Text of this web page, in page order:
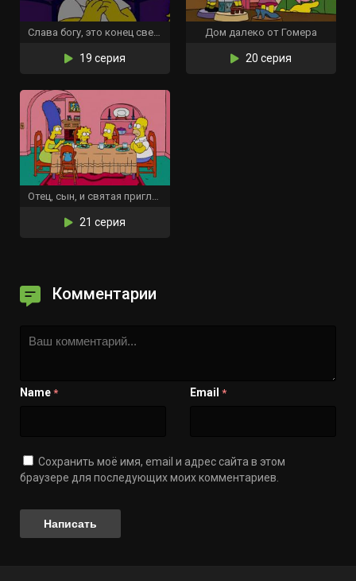
Слава богу, это конец света
19 серия
Дом далеко от Гомера
20 серия
Отец, сын, и святая приглашённая звезда
21 серия
Комментарии
Name * Email *
Сохранить моё имя, email и адрес сайта в этом
браузере для последующих моих комментариев.